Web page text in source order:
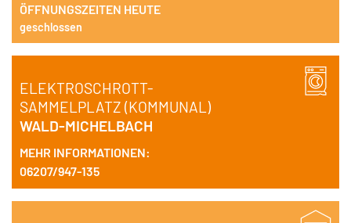
ÖFFNUNGSZEITEN HEUTE
geschlossen
ELEKTROSCHROTT-
SAMMELPLATZ (KOMMUNAL)
WALD-MICHELBACH
MEHR INFORMATIONEN:
06207/947-135